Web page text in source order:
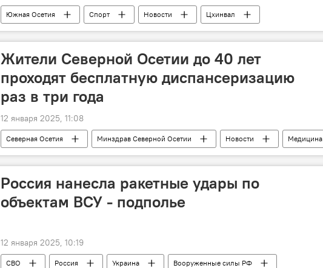
Южная Осетия Спорт Новости Цхинвал
Жители Северной Осетии до 40 лет
проходят бесплатную диспансеризацию
раз в три года
12 января 2025, 11:08
Северная Осетия Минздрав Северной Осетии Новости Медицина
Россия нанесла ракетные удары по
объектам ВСУ - подполье
12 января 2025, 10:19
СВО Россия Украина Вооруженные силы РФ